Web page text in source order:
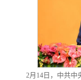
2月14日，中共中